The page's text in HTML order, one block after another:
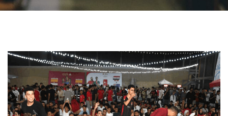
الطلاب
هيئة التدريس
الدراسات العليا